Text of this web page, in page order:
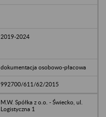
2019-2024
dokumentacja osobowo-płacowa
992700/611/62/2015
M.W. Spółka z o.o. - Świecko, ul.
Logistyczna 1